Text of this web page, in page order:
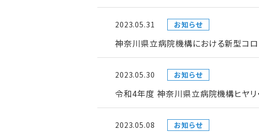
2023.05.31 お知らせ
神奈川県立病院機構における新型コ
2023.05.30 お知らせ
令和4年度 神奈川県立病院機構ヒヤリ
2023.05.08 お知らせ